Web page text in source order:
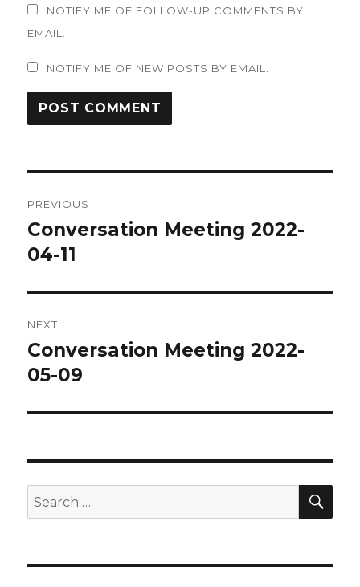
NOTIFY ME OF FOLLOW-UP COMMENTS BY
EMAIL.
NOTIFY ME OF NEW POSTS BY EMAIL.
navigation
PREVIOUS
Previous
post:
Conversation Meeting 2022-
04-11
NEXT
Next
post:
Conversation Meeting 2022-
05-09
Search
for: